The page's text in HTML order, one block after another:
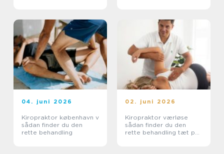
04. juni 2026
Kiropraktor københavn v
sådan finder du den
rette behandling
02. juni 2026
Kiropraktor værløse
sådan finder du den
rette behandling tæt på